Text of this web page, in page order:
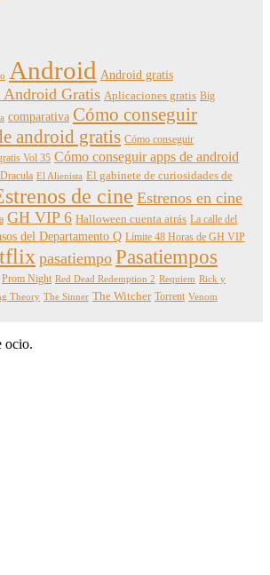
Android Android gratis
Android Gratis Aplicaciones gratis Big
comparativa Cómo conseguir
android gratis Cómo conseguir
Vol 35 Cómo conseguir apps de android
Dracula El Alienista El gabinete de curiosidades de
de cine Estrenos en cine
GH VIP 6 Halloween cuenta atrás La calle del
del Departamento Q Límite 48 Horas de GH VIP
pasatiempo Pasatiempos
Prom Night Red Dead Redemption 2 Requiem Rick y
Theory The Sinner The Witcher Torrent Venom
ocio.